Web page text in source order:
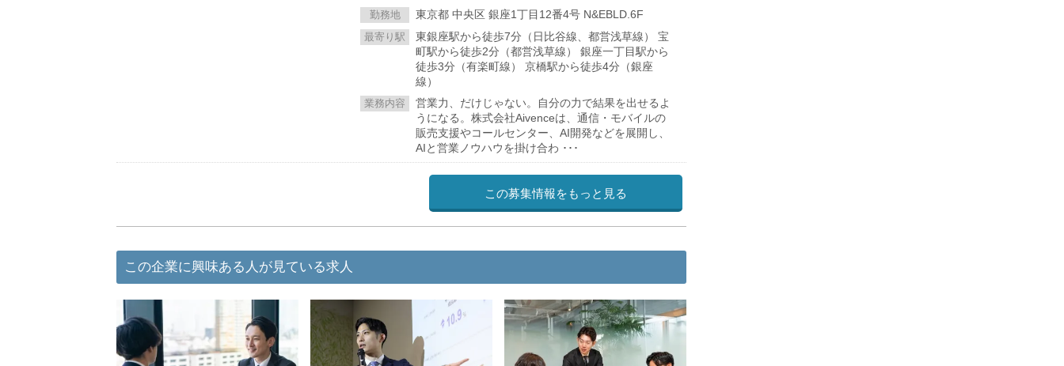
勤務地 東京都 中央区 銀座1丁目12番4号 N&EBLD.6F
最寄り駅
東銀座駅から徒歩7分（日比谷線、都営浅草線） 宝
町駅から徒歩2分（都営浅草線） 銀座一丁目駅から
徒歩3分（有楽町線） 京橋駅から徒歩4分（銀座
線）
業務内容
営業力、だけじゃない。自分の力で結果を出せるよ
うになる。株式会社Aivenceは、通信・モバイルの
販売支援やコールセンター、AI開発などを展開し、
AIと営業ノウハウを掛け合わ ･･･
この募集情報をもっと見る
この企業に興味ある人が見ている求人